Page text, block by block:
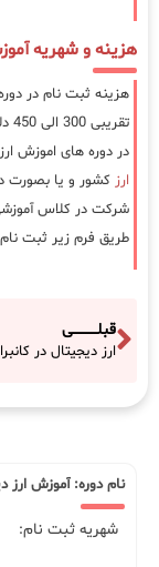
هزینه و شهریه
هزینه ثبت نام در
در دوره های اموزش
ارز کشور و یا بصورت
شرکت در کلاس آموزشی
طریق فرم زیر ثبت
قبلـــــــــــی
ارز دیجیتال در کانبرا
نام دوره: آموزش ارز
شهریه ثبت نام: